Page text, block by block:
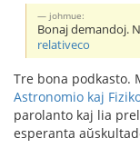
johmue:
Bonaj demandoj.
relativeco
Tre bona podkasto.
Astronomio kaj
parolanto kaj lia
esperanta